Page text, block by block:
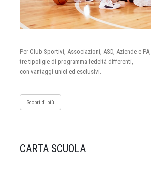
Per Club Sportivi, Associazioni, ASD, Aziende e PA,
tre tipoligie di programma fedeltà differenti,
con vantaggi unici ed esclusivi.
Scopri di più
CARTA SCUOLA